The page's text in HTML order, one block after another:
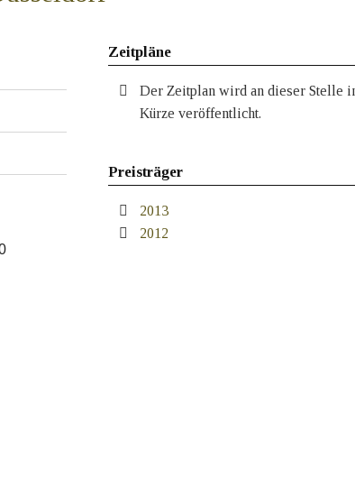
Zeitpläne
Der Zeitplan wird an dieser Stelle
Kürze veröffentlicht.
Preisträger
2013
2012